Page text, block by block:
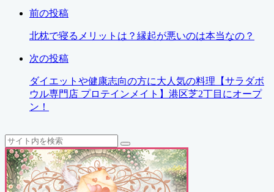
前の投稿
北枕で寝るメリットは？縁起が悪いのは本当なの？
次の投稿
ダイエットや健康志向の方に大人気の料理【サラダボ
ウル専門店 プロテインメイト】港区芝2丁目にオープ
ン！
検
索
検
索